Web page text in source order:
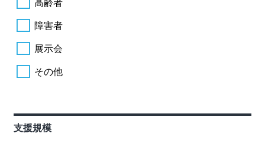
障害者
展示会
その他
支援規模